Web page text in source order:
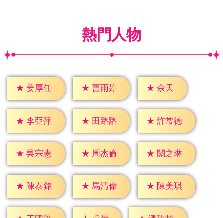
熱門人物
★ 姜厚任 ★ 曹雨婷 ★ 余天
★ 李亞萍 ★ 田路路 ★ 許常德
★ 吳宗憲 ★ 周杰倫 ★ 關之琳
★ 陳泰銘 ★ 馬清偉 ★ 陳美琪